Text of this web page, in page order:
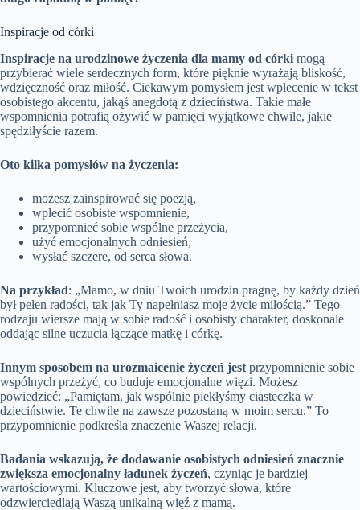
Inspiracje od córki
Inspiracje na urodzinowe życzenia dla mamy od córki mogą
przybierać wiele serdecznych form, które pięknie wyrażają bliskość,
wdzięczność oraz miłość. Ciekawym pomysłem jest wplecenie w tekst
osobistego akcentu, jakąś anegdotą z dzieciństwa. Takie małe
wspomnienia potrafią ożywić w pamięci wyjątkowe chwile, jakie
spędziłyście razem.
Oto kilka pomysłów na życzenia:
możesz zainspirować się poezją,
wplecić osobiste wspomnienie,
przypomnieć sobie wspólne przeżycia,
użyć emocjonalnych odniesień,
wysłać szczere, od serca słowa.
Na przykład: „Mamo, w dniu Twoich urodzin pragnę, by każdy dzień
był pełen radości, tak jak Ty napełniasz moje życie miłością.” Tego
rodzaju wiersze mają w sobie radość i osobisty charakter, doskonale
oddając silne uczucia łączące matkę i córkę.
Innym sposobem na urozmaicenie życzeń jest przypomnienie sobie
wspólnych przeżyć, co buduje emocjonalne więzi. Możesz
powiedzieć: „Pamiętam, jak wspólnie piekłyśmy ciasteczka w
dzieciństwie. Te chwile na zawsze pozostaną w moim sercu.” To
przypomnienie podkreśla znaczenie Waszej relacji.
Badania wskazują, że dodawanie osobistych odniesień znacznie
zwiększa emocjonalny ładunek życzeń, czyniąc je bardziej
wartościowymi. Kluczowe jest, aby tworzyć słowa, które
odzwierciedlają Waszą unikalną więź z mamą.